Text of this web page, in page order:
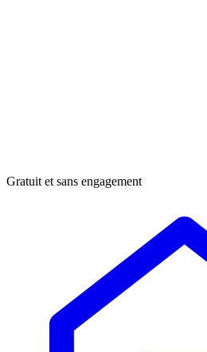
Gratuit et sans engagement